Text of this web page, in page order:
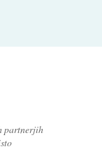
partnerjih